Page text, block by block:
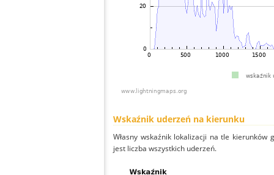
Wskaźnik uderzeń na kierunku
Własny wskaźnik lokalizacji na tle
jest liczba wszystkich uderzeń.